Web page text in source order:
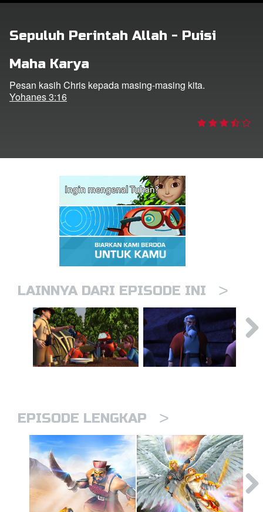
Sepuluh Perintah Allah - Puisi
Maha Karya
Pesan kasih Chris kepada masing-masing kita.
Yohanes 3:16
LAINNYA DARI EPISODE INI >
EPISODE LENGKAP >